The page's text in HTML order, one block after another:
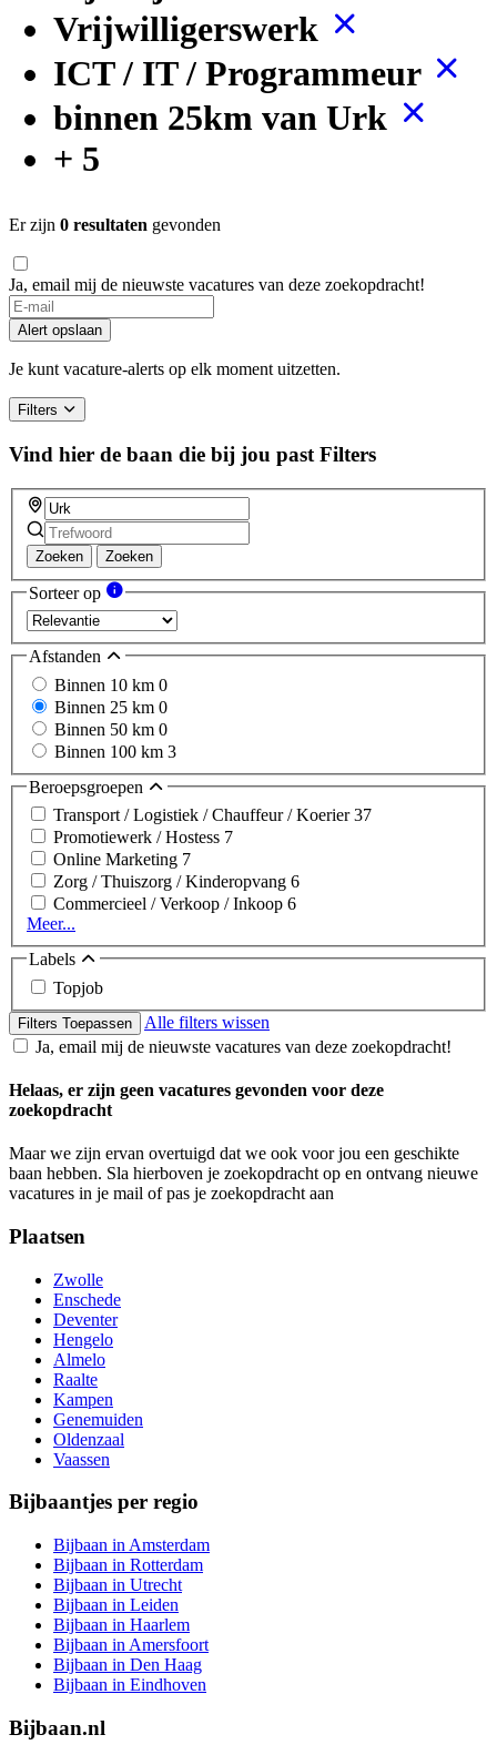
Vrijwilligerswerk
ICT / IT / Programmeur
binnen 25km van Urk
+ 5
Er zijn 0 resultaten gevonden
Ja, email mij de nieuwste vacatures van deze zoekopdracht!
If
you
are
a
ignore
this
field
Alert opslaan
Je kunt vacature-alerts op elk moment uitzetten.
Filters
Vind hier de baan die bij jou past Filters
Zoeken Zoeken
Sorteer op
Afstanden
Binnen 10 km 0
Binnen 25 km 0
Binnen 50 km 0
Binnen 100 km 3
Beroepsgroepen
Transport / Logistiek / Chauffeur / Koerier37
Promotiewerk / Hostess 7
Online Marketing 7
Zorg / Thuiszorg / Kinderopvang 6
Commercieel / Verkoop / Inkoop 6
Meer...
Labels
Topjob
Filters Toepassen
Alle filters wissen
Ja, email mij de nieuwste vacatures van deze zoekopdracht!
Helaas, er zijn geen vacatures gevonden voor deze
zoekopdracht
Maar we zijn ervan overtuigd dat we ook voor jou een geschikte
baan hebben. Sla hierboven je zoekopdracht op en ontvang nieuwe
vacatures in je mail of pas je zoekopdracht aan
Plaatsen
Zwolle
Enschede
Deventer
Hengelo
Almelo
Raalte
Kampen
Genemuiden
Oldenzaal
Vaassen
Bijbaantjes per regio
Bijbaan in Amsterdam
Bijbaan in Rotterdam
Bijbaan in Utrecht
Bijbaan in Leiden
Bijbaan in Haarlem
Bijbaan in Amersfoort
Bijbaan in Den Haag
Bijbaan in Eindhoven
Bijbaan.nl